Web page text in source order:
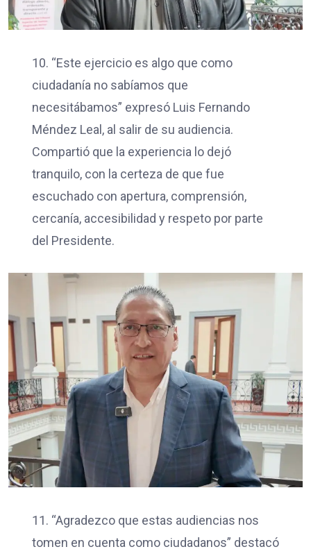
10. “Este ejercicio es algo que como
ciudadanía no sabíamos que
necesitábamos” expresó Luis Fernando
Méndez Leal, al salir de su audiencia.
Compartió que la experiencia lo dejó
tranquilo, con la certeza de que fue
escuchado con apertura, comprensión,
cercanía, accesibilidad y respeto por parte
del Presidente.
11. “Agradezco que estas audiencias nos
tomen en cuenta como ciudadanos” destacó